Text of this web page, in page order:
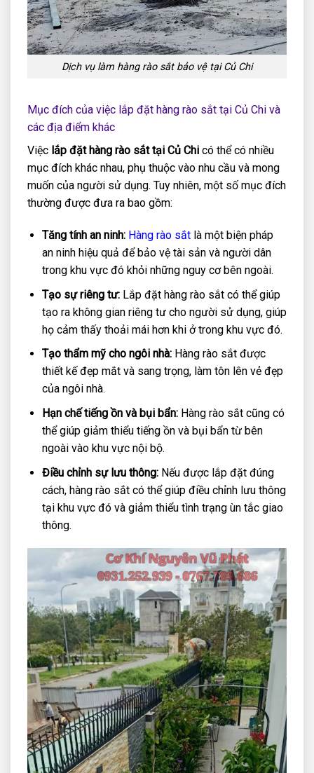
Dịch vụ làm hàng rào sắt bảo vệ tại Củ Chi
Mục đích của việc lắp đặt hàng rào sắt tại Củ Chi và
các địa điểm khác
Việc lắp đặt hàng rào sắt tại Củ Chi có thể có nhiều
mục đích khác nhau, phụ thuộc vào nhu cầu và mong
muốn của người sử dụng. Tuy nhiên, một số mục đích
thường được đưa ra bao gồm:
Tăng tính an ninh: Hàng rào sắtlà một biện pháp
an ninh hiệu quả để bảo vệ tài sản và người dân
trong khu vực đó khỏi những nguy cơ bên ngoài.
Tạo sự riêng tư:Lắp đặt hàng rào sắt có thể giúp
tạo ra không gian riêng tư cho người sử dụng, giúp
họ cảm thấy thoải mái hơn khi ở trong khu vực đó.
Tạo thẩm mỹ cho ngôi nhà:Hàng rào sắt được
thiết kế đẹp mắt và sang trọng, làm tôn lên vẻ đẹp
của ngôi nhà.
Hạn chế tiếng ồn và bụi bẩn:Hàng rào sắt cũng có
thể giúp giảm thiểu tiếng ồn và bụi bẩn từ bên
ngoài vào khu vực nội bộ.
Điều chỉnh sự lưu thông:Nếu được lắp đặt đúng
cách, hàng rào sắt có thể giúp điều chỉnh lưu thông
tại khu vực đó và giảm thiểu tình trạng ùn tắc giao
thông.